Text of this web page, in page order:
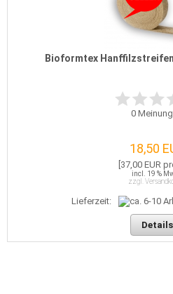
Bioformtex Hanffilzstreifen
0
18,50
[37,00 EUR
incl. 19 %
zzgl.
Lieferzeit:
Details